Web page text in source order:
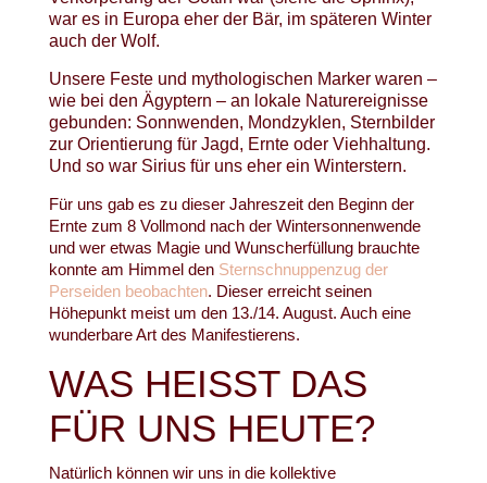
war es in Europa eher der Bär, im späteren Winter
auch der Wolf.
Unsere Feste und mythologischen Marker waren –
wie bei den Ägyptern – an lokale Naturereignisse
gebunden: Sonnwenden, Mondzyklen, Sternbilder
zur Orientierung für Jagd, Ernte oder Viehhaltung.
Und so war Sirius für uns eher ein Winterstern.
Für uns gab es zu dieser Jahreszeit den Beginn der
Ernte zum 8 Vollmond nach der Wintersonnenwende
und wer etwas Magie und Wunscherfüllung brauchte
konnte am Himmel den Sternschnuppenzug der
Perseiden beobachten. Dieser erreicht seinen
Höhepunkt meist um den 13./14. August. Auch eine
wunderbare Art des Manifestierens.
WAS HEISST DAS F
ÜR UNS HEUTE?
Natürlich können wir uns in die kollektive